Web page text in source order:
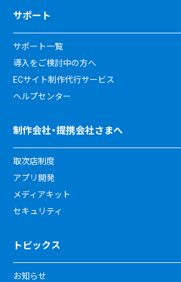
サポート
サポート一覧
導入をご検討中の方へ
ECサイト制作代行サービス
ヘルプセンター
制作会社・提携会社さまへ
取次店制度
アプリ開発
メディアキット
セキュリティ
トピックス
お知らせ